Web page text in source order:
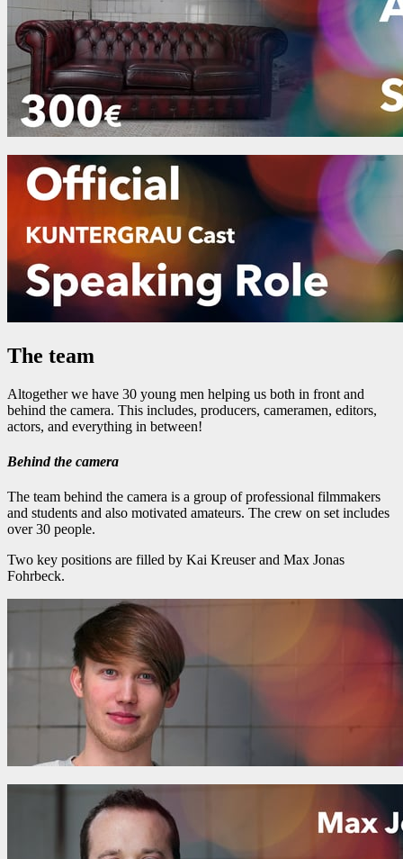
The team
Altogether we have 30 young men helping us both in front and
behind the camera. This includes, producers, cameramen, editors,
actors, and everything in between!
Behind the camera
The team behind the camera is a group of professional filmmakers
and students and also motivated amateurs. The crew on set includes
over 30 people.
Two key positions are filled by Kai Kreuser and Max Jonas
Fohrbeck.